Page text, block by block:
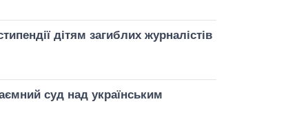
дітям загиблих журналістів
суд над українським